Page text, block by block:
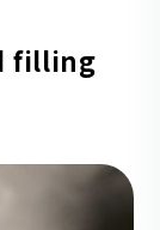
filling